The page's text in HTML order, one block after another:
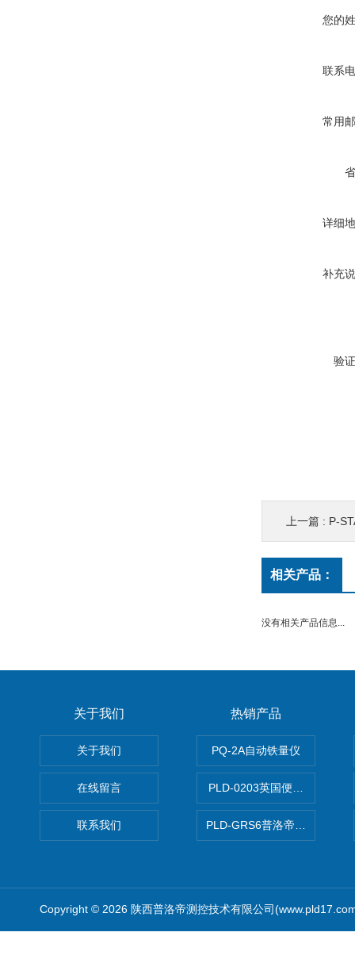
您的
联系
常用
详细
补充
验
上一篇 : P-
相关产品：
没有相关产品信息...
关于我们
关于我们
在线留言
联系我们
热销产品
PQ-2A自动铁量仪
PLD-0203英国便携式油品颗
PLD-GRS6普洛帝全自动微量
Copyright © 2026 陕西普洛帝测控技术有限公司